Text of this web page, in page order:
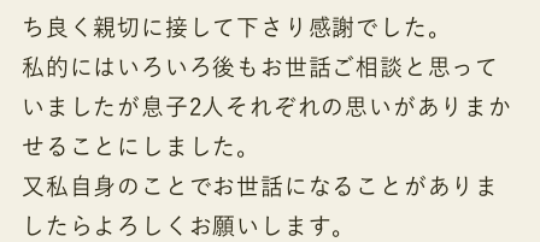
ち良く親切に接して下さり感謝でした。
私的にはいろいろ後もお世話ご相談と思って
いましたが息子2人それぞれの思いがありまか
せることにしました。
又私自身のことでお世話になることがありま
したらよろしくお願いします。